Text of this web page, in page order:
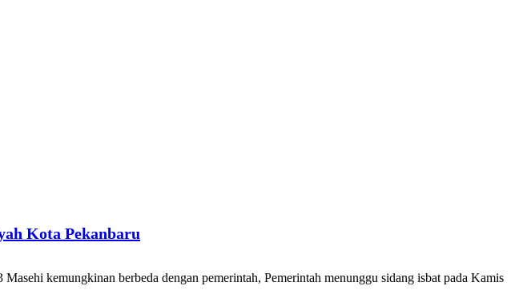
Kota Pekanbaru
kemungkinan berbeda dengan pemerintah, Pemerintah menunggu sidang isbat pada Kamis